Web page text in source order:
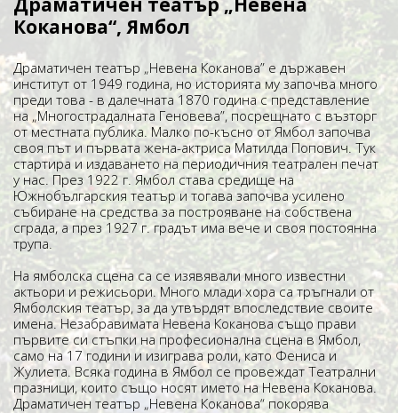
Коканова“, Ямбол
Драматичен театър „Невена Коканова” е държавен
институт от 1949 година, но историята му започва много
преди това - в далечната 1870 година с представление
на „Многострадалната Геновева”, посрещнато с възторг
от местната публика. Малко по-късно от Ямбол започва
своя път и първата жена-актриса Матилда Попович. Тук
стартира и издаването на периодичния театрален печат
у нас. През 1922 г. Ямбол става средище на
Южнобългарския театър и тогава започва усилено
събиране на средства за построяване на собствена
сграда, а през 1927 г. градът има вече и своя постоянна
трупа.
На ямболска сцена са се изявявали много известни
актьори и режисьори. Много млади хора са тръгнали от
Ямболския театър, за да утвърдят впоследствие своите
имена. Незабравимата Невена Коканова също прави
първите си стъпки на професионална сцена в Ямбол,
само на 17 години и изиграва роли, като Фениса и
Жулиета. Всяка година в Ямбол се провеждат Театрални
празници, които също носят името на Невена Коканова.
Драматичен театър „Невена Коканова“ покорява